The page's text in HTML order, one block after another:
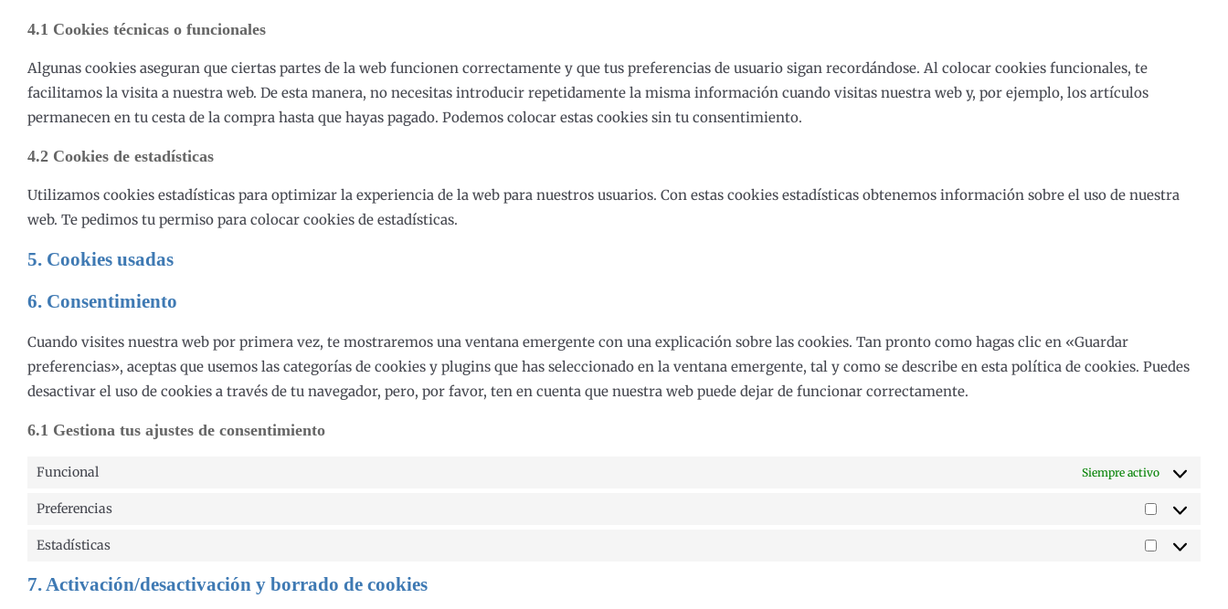
4.1 Cookies técnicas o funcionales
Algunas cookies aseguran que ciertas partes de la web funcionen correctamente y que tus preferencias de usuario sigan recordándose. Al colocar cookies funcionales, te
facilitamos la visita a nuestra web. De esta manera, no necesitas introducir repetidamente la misma información cuando visitas nuestra web y, por ejemplo, los artículos
permanecen en tu cesta de la compra hasta que hayas pagado. Podemos colocar estas cookies sin tu consentimiento.
4.2 Cookies de estadísticas
Utilizamos cookies estadísticas para optimizar la experiencia de la web para nuestros usuarios. Con estas cookies estadísticas obtenemos información sobre el uso de nuestra
web. Te pedimos tu permiso para colocar cookies de estadísticas.
5. Cookies usadas
6. Consentimiento
Cuando visites nuestra web por primera vez, te mostraremos una ventana emergente con una explicación sobre las cookies. Tan pronto como hagas clic en «Guardar
preferencias», aceptas que usemos las categorías de cookies y plugins que has seleccionado en la ventana emergente, tal y como se describe en esta política de cookies. Puedes
desactivar el uso de cookies a través de tu navegador, pero, por favor, ten en cuenta que nuestra web puede dejar de funcionar correctamente.
6.1 Gestiona tus ajustes de consentimiento
Funcional Siempre activo
Preferencias
Estadísticas
7. Activación/desactivación y borrado de cookies